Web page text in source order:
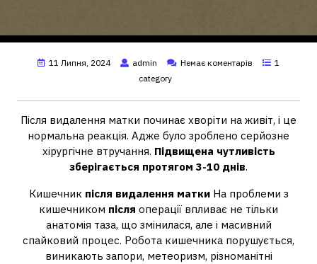
11 Липня, 2024 admin Немає коментарів
1
category
Після видалення матки починає хворіти на живіт, і це
нормальна реакція. Адже було зроблено серйозне
хірургічне втручання. Підвищена чутливість
зберігається протягом 3-10 днів.
Кишечник після видалення маткиНа проблеми з
кишечником після операції впливає не тільки
анатомія таза, що змінилася, але і масивний
спайковий процес. Робота кишечника порушується,
виникають запори, метеоризм, різноманітні